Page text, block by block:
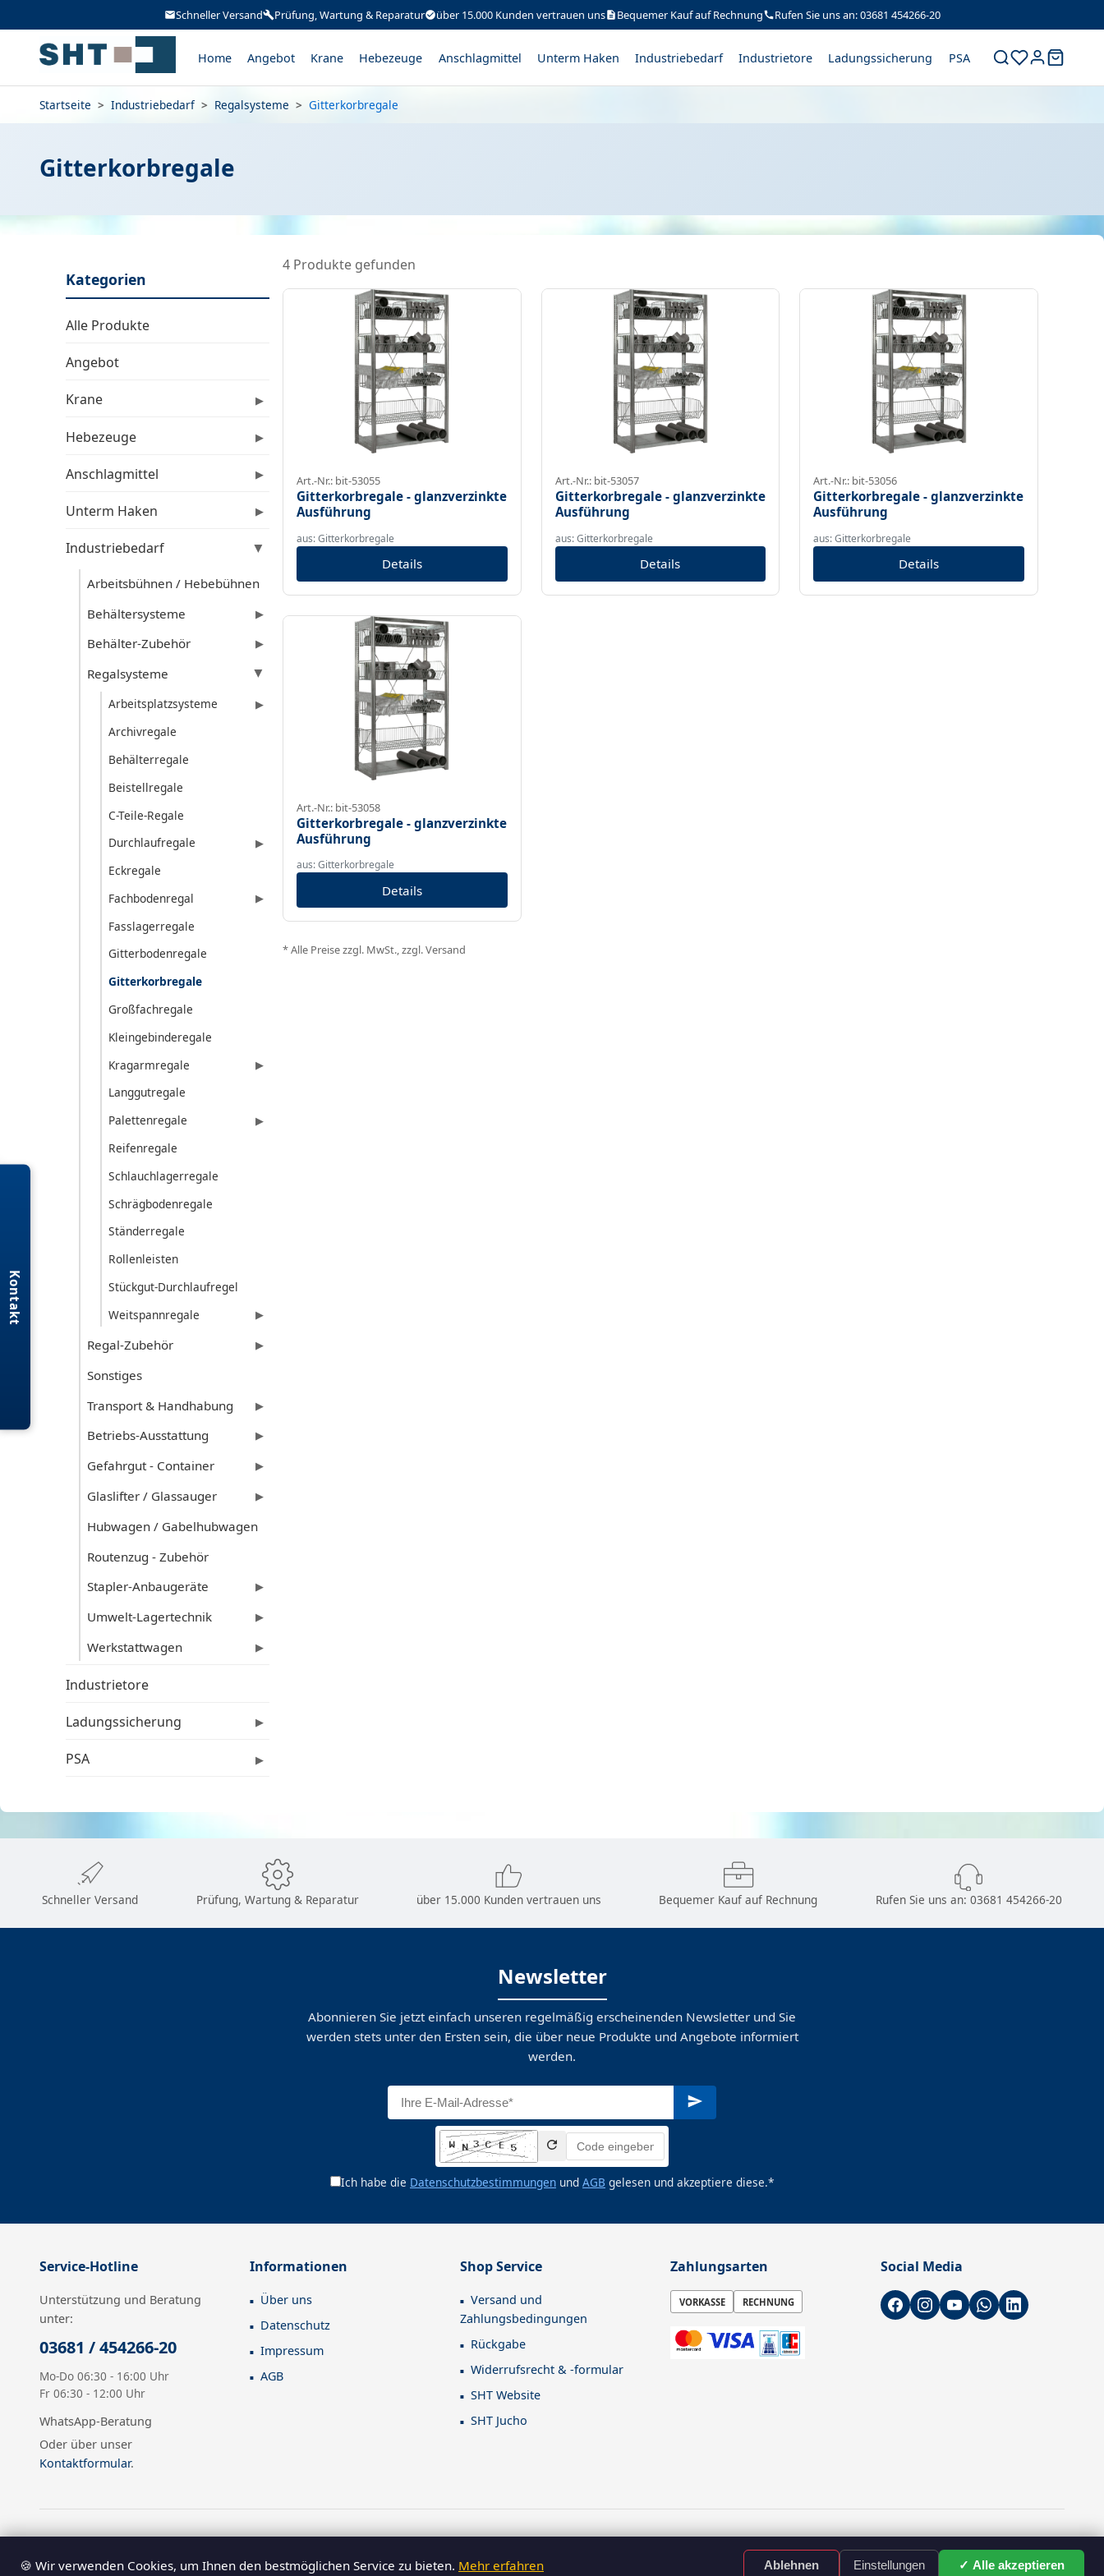
Kontakt
Schneller Versand Prüfung, Wartung & Reparatur über 15.000 Kunden vertrauen uns Bequemer Kauf auf Rechnung Rufen Sie uns an: 03681 454266-20
Home Angebot Krane Hebezeuge Anschlagmittel Unterm Haken Industriebedarf Industrietore Ladungssicherung PSA
Startseite > Industriebedarf > Regalsysteme > Gitterkorbregale
Gitterkorbregale
Kategorien
Alle Produkte
Angebot
Krane ▶
Hebezeuge ▶
Anschlagmittel ▶
Unterm Haken ▶
Industriebedarf ▶
Arbeitsbühnen / Hebebühnen
Behältersysteme
▶
Behälter-Zubehör ▶
Regalsysteme ▶
Arbeitsplatzsysteme ▶
Archivregale
Behälterregale
Beistellregale
C-Teile-Regale
Durchlaufregale
▶
Eckregale
Fachbodenregal
▶
Fasslagerregale
Gitterbodenregale
Gitterkorbregale
Großfachregale
Kleingebinderegale
Kragarmregale
▶
Langgutregale
Palettenregale
▶
Reifenregale
Schlauchlagerregale
Schrägbodenregale
Ständerregale
Rollenleisten
Stückgut-Durchlaufregel
Weitspannregale
▶
Regal-Zubehör ▶
Sonstiges
Transport & Handhabung
▶
Betriebs-Ausstattung ▶
Gefahrgut - Container ▶
Glaslifter / Glassauger ▶
Hubwagen / Gabelhubwagen
Routenzug - Zubehör
Stapler-Anbaugeräte
▶
Umwelt-Lagertechnik ▶
Werkstattwagen ▶
Industrietore
Ladungssicherung ▶
PSA ▶
4 Produkte gefunden
Art.-Nr.: bit-53055
Gitterkorbregale - glanzverzinkte
Ausführung
aus: Gitterkorbregale
Details
Art.-Nr.: bit-53057
Gitterkorbregale - glanzverzinkte
Ausführung
aus: Gitterkorbregale
Details
Art.-Nr.: bit-53056
Gitterkorbregale - glanzverzinkte
Ausführung
aus: Gitterkorbregale
Details
Art.-Nr.: bit-53058
Gitterkorbregale - glanzverzinkte
Ausführung
aus: Gitterkorbregale
Details
* Alle Preise zzgl. MwSt., zzgl. Versand
Schneller Versand Prüfung, Wartung & Reparatur über 15.000 Kunden vertrauen uns Bequemer Kauf auf Rechnung Rufen Sie uns an: 03681 454266-20
Newsletter
Abonnieren Sie jetzt einfach unseren regelmäßig erscheinenden Newsletter und Sie
werden stets unter den Ersten sein, die über neue Produkte und Angebote informiert
werden.
Ich habe die Datenschutzbestimmungen und AGB gelesen und akzeptiere diese.*
Service-Hotline
Unterstützung und Beratung
unter:
03681 / 454266-20
Mo-Do 06:30 - 16:00 Uhr
Fr 06:30 - 12:00 Uhr
WhatsApp-Beratung
Oder über unser
Kontaktformular.
Informationen
Über uns
Datenschutz
Impressum
AGB
Shop Service
Versand und
Zahlungsbedingungen
Rückgabe
Widerrufsrecht & -formular
SHT Website
SHT Jucho
Zahlungsarten
VORKASSE RECHNUNG
Social Media
* Alle Preise sind Nettopreise zzgl. gesetzl. MwSt. zzgl.Versandkosten–B2B-Shop für Gewerbetreibende. Verbraucher können ebenfalls bestellen.
© 2026 SHT Suhler Hebezeugtechnik GmbH - Alle Rechte vorbehalten.
🍪 Wir verwenden Cookies, um Ihnen den bestmöglichen Service zu bieten. Mehr erfahren Ablehnen Einstellungen ✓ Alle akzeptieren